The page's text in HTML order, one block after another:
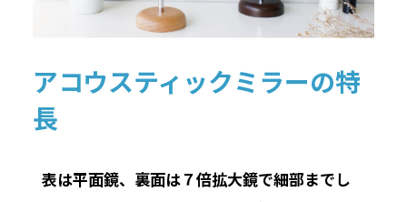
アコウスティックミラーの特
長
表は平面鏡、裏面は７倍拡大鏡で細部までし